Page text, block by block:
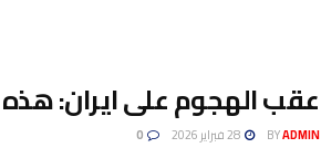
عقب الهجوم على ايران:
BYADMIN